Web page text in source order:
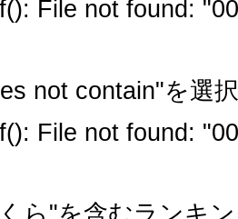
File not found:
not contain"を選
File not found: